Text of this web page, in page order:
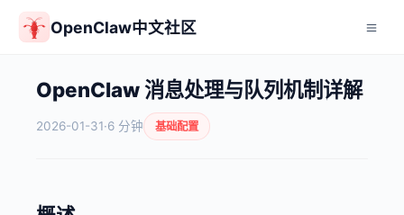
OpenClaw中文社区
OpenClaw 消息处理与队列机制详解
2026-01-31·6 分钟 基础配置